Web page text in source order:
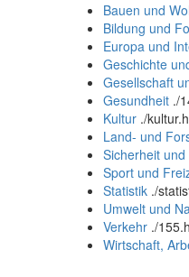
Bauen und
Bildung und
Europa und
Geschichte
Gesellschaft
Gesundheit ./
Kultur ./
Land- und
Sicherheit
Sport und
Statistik ./
Umwelt und
Verkehr ./
Wirtschaft,